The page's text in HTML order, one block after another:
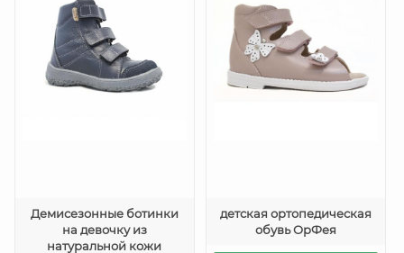
Демисезонные ботинки
на девочку из
натуральной кожи
детская ортопедическая
обувь ОрФея